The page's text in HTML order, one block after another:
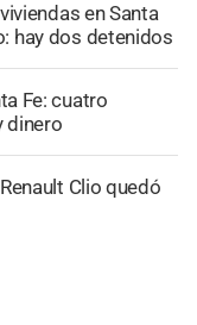
en Santa
hay dos detenidos
Fe: cuatro
dinero
Clio quedó